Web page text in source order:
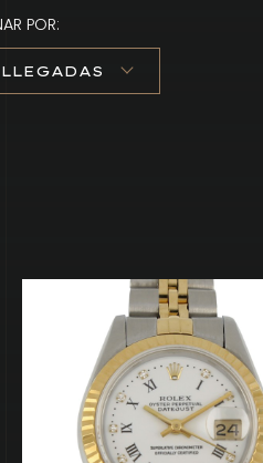
POR: